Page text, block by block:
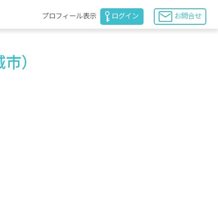
プロフィール表示 ログイン お問合せ
）